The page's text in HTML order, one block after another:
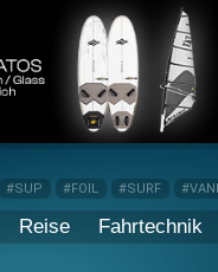
#SUP #FOIL #SURF
Reise Fahrtechnik